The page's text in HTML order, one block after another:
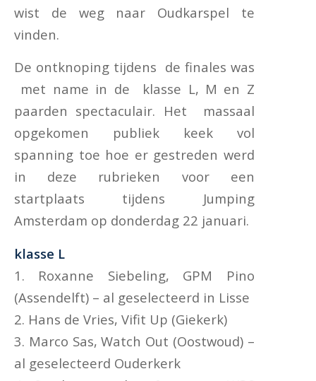
wist de weg naar Oudkarspel te
vinden.
De ontknoping tijdens de finales was
met name in de klasse L, M en Z
paarden spectaculair. Het massaal
opgekomen publiek keek vol
spanning toe hoe er gestreden werd
in deze rubrieken voor een
startplaats tijdens Jumping
Amsterdam op donderdag 22 januari.
klasse L
1. Roxanne Siebeling, GPM Pino
(Assendelft) – al geselecteerd in Lisse
2. Hans de Vries, Vifit Up (Giekerk)
3. Marco Sas, Watch Out (Oostwoud) –
al geselecteerd Ouderkerk